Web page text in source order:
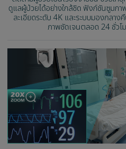
ดูแลผู้ป่วยได้อย่างใกล้ชิด ฟังก์ชันซูมภ
ละเอียดระดับ 4K และระบบมองกลาง
ภาพชัดเจนตลอด 24 ชั่วโ